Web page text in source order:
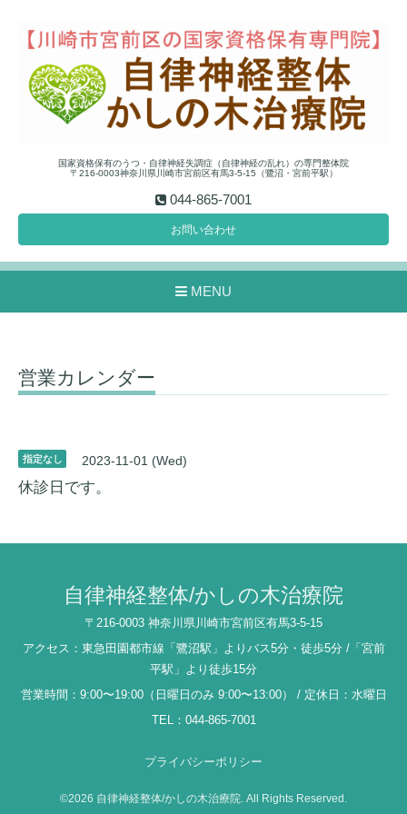
国家資格保有のうつ・自律神経失調症（自律神経の乱れ）の専門整体院
〒216-0003神奈川県川崎市宮前区有馬3-5-15（鷺沼・宮前平駅）
044-865-7001
お問い合わせ
MENU
営業カレンダー
指定なし 2023-11-01 (Wed)
休診日です。
自律神経整体/かしの木治療院
〒216-0003 神奈川県川崎市宮前区有馬3-5-15
アクセス：東急田園都市線「鷺沼駅」よりバス5分・徒歩5分 /「宮前
平駅」より徒歩15分
営業時間：9:00〜19:00（日曜日のみ 9:00〜13:00） / 定休日：水曜日
TEL：044-865-7001
プライバシーポリシー
©2026 自律神経整体/かしの木治療院 . All Rights Reserved.